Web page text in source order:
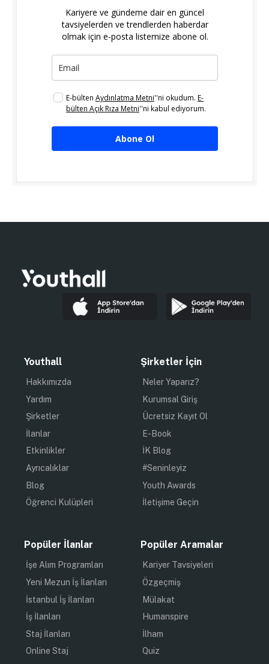
Kariyere ve gündeme dair en güncel
tavsiyelerden ve trendlerden haberdar
olmak için e-posta listemize abone ol.
E-bülten Aydınlatma Metni''ni okudum. E-
bülten Açık Rıza Metni''ni kabul ediyorum.
Abone Ol
Youthall
Hakkımızda
Yardım
Şirketler
İlanlar
Etkinlikler
Ayrıcalıklar
Blog
Öğrenci Kulüpleri
Şirketler İçin
Neler Yaparız?
Kurumsal Giriş
Ücretsiz Kayıt Ol
E-Book
İK Blog
#Seninleyiz
Youth Awards
İletişime Geçin
Popüler İlanlar
İşe Alım Programları
Yeni Mezun İş İlanları
İstanbul İş İlanları
İş İlanları
Staj İlanları
Online Staj
Popüler Aramalar
Kariyer Tavsiyeleri
Özgeçmiş
Mülakat
Humanspire
İlham
Quiz